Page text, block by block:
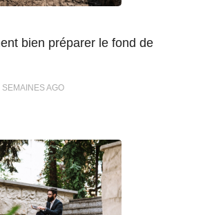
bien préparer le fond de
SEMAINESAGO